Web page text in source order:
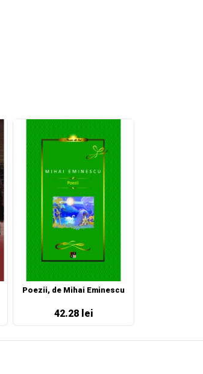
Poezii, de Mihai Eminescu
42.28 lei